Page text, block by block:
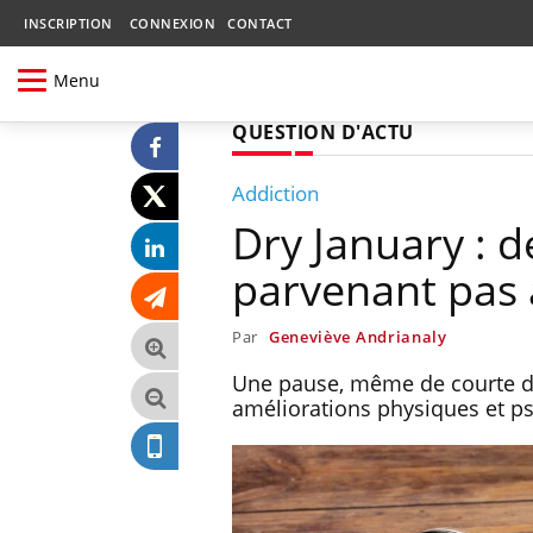
INSCRIPTION CONNEXION CONTACT
Menu
QUESTION D'ACTU
Addiction
Dry January :
parvenant
Par Geneviève Andrianaly
Une pause, même de courte
améliorations physiques et